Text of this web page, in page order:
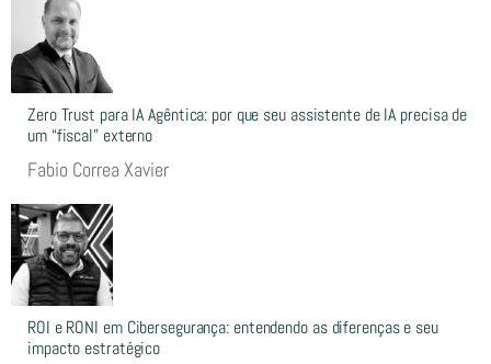
Zero Trust para IA Agêntica: por que seu assistente de IA precisa de
um “fiscal” externo
Fabio Correa Xavier
ROI e RONI em Cibersegurança: entendendo as diferenças e seu
impacto estratégico